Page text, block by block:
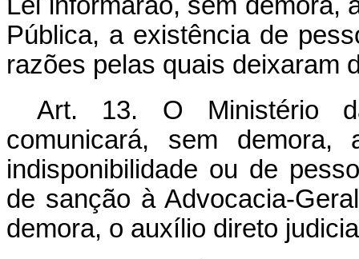
Pública, a existência de
razões pelas quais deixaram
Art. 13. O Ministério
comunicará, sem
indisponibilidade ou de
de sanção à Advocacia-
demora, o auxílio direto